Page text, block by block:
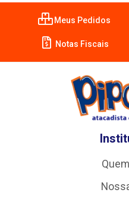
Meus Pedidos
Notas Fiscais